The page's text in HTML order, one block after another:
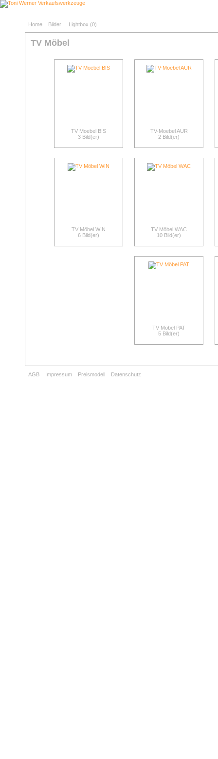
Home Bilder Lightbox (0)
TV Möbel
TV Moebel BIS
3 Bild(er)
TV-Moebel AUR
2 Bild(er)
TV Möbel WIN
6 Bild(er)
TV Möbel WAC
10 Bild(er)
TV Möbel PAT
5 Bild(er)
AGB Impressum Preismodell Datenschutz